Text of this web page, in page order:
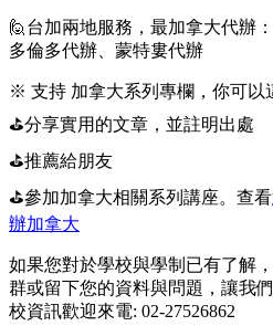
🙋台加兩地服務，最加拿大代辦
多倫多代辦、蒙特婁代辦
※ 支持 加拿大系列專欄，你可以
⛳分享實用的文章，並註明出處
⛳推薦給朋友
⛳參加加拿大相關系列講座。查看
辦加拿大
如果您對於學校與學制已有了解
群或留下您的資料與問題，讓我
校資訊歡迎來電: 02-27526862